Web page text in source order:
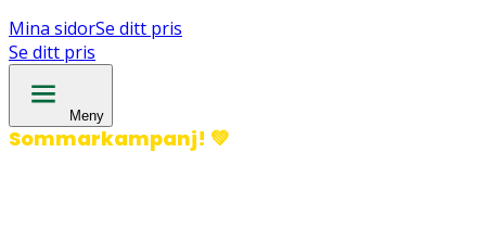
Mina sidorSe ditt pris
Se ditt pris
Meny
Sommarkampanj! 💚